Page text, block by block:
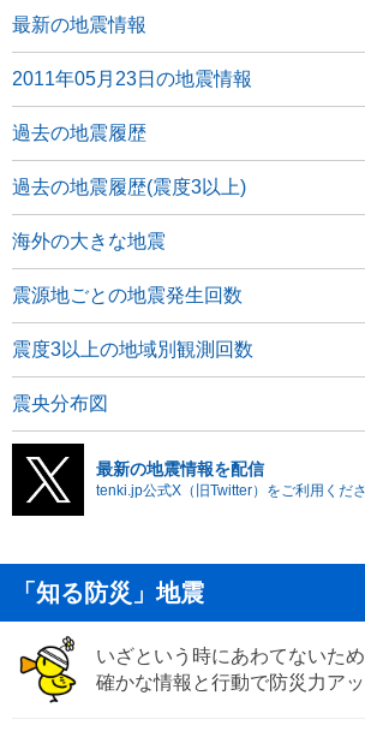
最新の地震情報
2011年05月23日の地震情報
過去の地震履歴
過去の地震履歴(震度3以上)
海外の大きな地震
震源地ごとの地震発生回数
震度3以上の地域別観測回数
震央分布図
最新の地震情報を配信
tenki.jp公式X（旧Twitter）をご利用くださ
「知る防災」地震
いざという時にあわてないた
確かな情報と行動で防災力ア